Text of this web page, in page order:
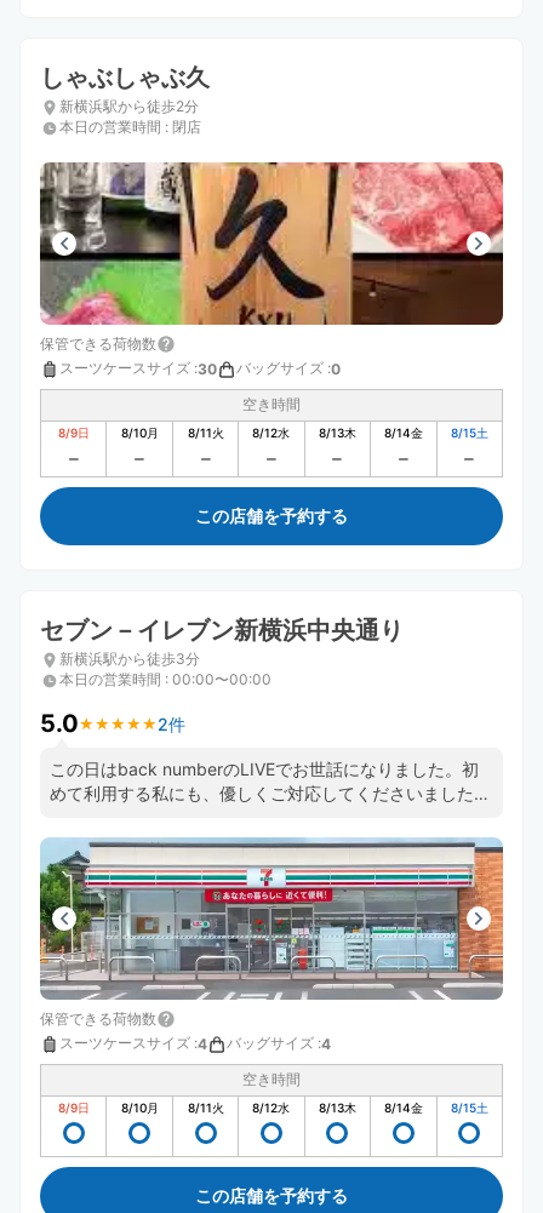
しゃぶしゃぶ久
新横浜駅から徒歩2分
本日の営業時間 : 閉店
保管できる荷物数
スーツケースサイズ :30 バッグサイズ :0
空き時間
8/9日 8/10月 8/11火 8/12水 8/13木 8/14金 8/15土
この店舗を予約する
セブン－イレブン新横浜中央通り
新横浜駅から徒歩3分
本日の営業時間 : 00:00〜00:00
5.0★ ★ ★ ★ ★
★ ★ ★ ★ ★ 2件
この日はback numberのLIVEでお世話になりました。初
めて利用する私にも、優しくご対応してくださいました。
保管できる荷物数
スーツケースサイズ :4 バッグサイズ :4
空き時間
8/9日 8/10月 8/11火 8/12水 8/13木 8/14金 8/15土
この店舗を予約する